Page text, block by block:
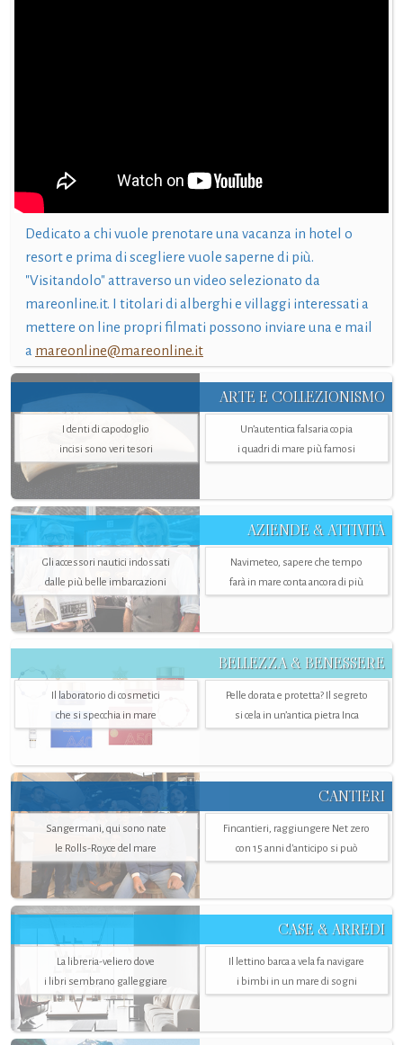
Dedicato a chi vuole prenotare una vacanza in hotel o
resort e prima di scegliere vuole saperne di più.
"Visitandolo" attraverso un video selezionato da
mareonline.it. I titolari di alberghi e villaggi interessati a
mettere on line propri filmati possono inviare una e mail
a mareonline@mareonline.it
ARTE E COLLEZIONISMO
I denti di capodoglio
incisi sono veri tesori
Un’autentica falsaria copia
i quadri di mare più famosi
AZIENDE & ATTIVITÀ
Gli accessori nautici indossati
dalle più belle imbarcazioni
Navimeteo, sapere che tempo
farà in mare conta ancora di più
BELLEZZA & BENESSERE
Il laboratorio di cosmetici
che si specchia in mare
Pelle dorata e protetta? Il segreto
si cela in un’antica pietra Inca
CANTIERI
Sangermani, qui sono nate
le Rolls-Royce del mare
Fincantieri, raggiungere Net zero
con 15 anni d'anticipo si può
CASE & ARREDI
La libreria-veliero dove
i libri sembrano galleggiare
Il lettino barca a vela fa navigare
i bimbi in un mare di sogni